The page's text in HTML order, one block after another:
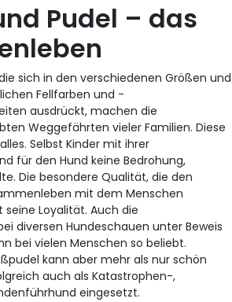
Pudel – das
sich in den verschiedenen Größen und
Fellfarben und -
ausdrückt, machen die
Weggefährten vieler Familien. Diese
Selbst Kinder mit ihrer
für den Hund keine Bedrohung,
Die besondere Qualität, die den
mit dem Menschen
Loyalität. Auch die
diversen Hundeschauen unter Beweis
bei vielen Menschen so beliebt.
kann aber mehr als nur schön
auch als Katastrophen-,
eingesetzt.